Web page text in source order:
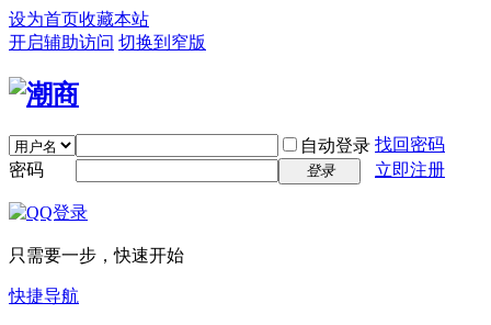
设为首页收藏本站
开启辅助访问 切换到窄版
自动登录 找回密码
密码
登录 立即注册
只需要一步，快速开始
快捷导航